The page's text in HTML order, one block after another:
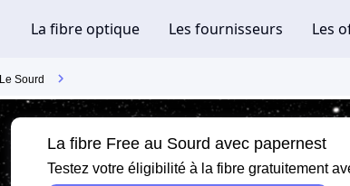
Le Sourd
La fibre Free au Sourd avec papernest
Testez votre éligibilité à la fibre gratuitement